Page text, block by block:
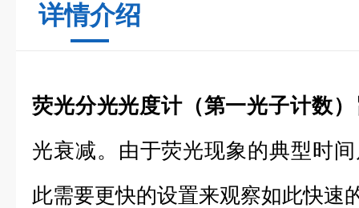
详情介绍
荧光分光光度计（第一光子计数）
光衰减。由于荧光现象的典型时
此需要更快的设置来观察如此快速